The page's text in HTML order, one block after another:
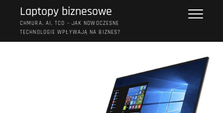
Laptopy biznesowe
CHMURA, AI, TCO – JAK NOWOCZESNE
TECHNOLOGIE WPŁYWAJĄ NA BIZNES?